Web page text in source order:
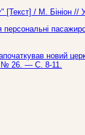
[Текст] / М.
персональні
новий
№ 26. — С. 8-11.